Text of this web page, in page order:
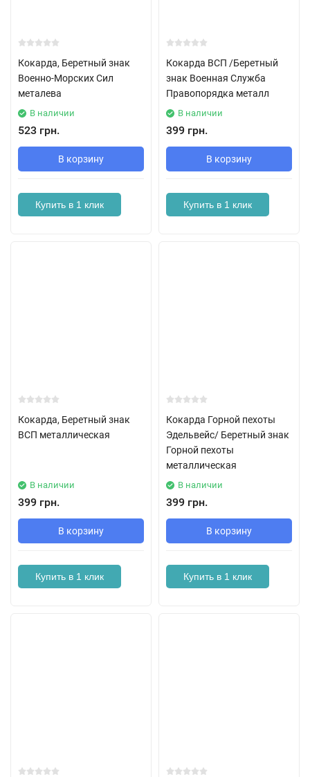
Кокарда, Беретный знак
Военно-Морских Сил
металева
В наличии
523 грн.
В корзину
Купить в 1 клик
Кокарда ВСП /Беретный
знак Военная Служба
Правопорядка металл
В наличии
399 грн.
В корзину
Купить в 1 клик
Кокарда, Беретный знак
ВСП металлическая
В наличии
399 грн.
В корзину
Купить в 1 клик
Кокарда Горной пехоты
Эдельвейс/ Беретный знак
Горной пехоты
металлическая
В наличии
399 грн.
В корзину
Купить в 1 клик